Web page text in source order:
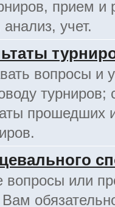
прием и
учет.
вопросы и
турниров;
прошедших
вопросы или